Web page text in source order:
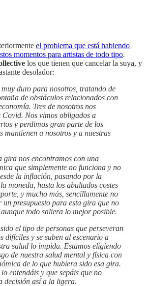
el problema que está habiendo
momentos para artistas de todo tipo.
los que tienen que cancelar la suya, y
desolador:
duro para nosotros, tratando de
de obstáculos relacionados con
Tres de nosotros nos
Covid. Nos vimos obligados a
y perdimos gran parte de los
mantienen a nosotros y a nuestras
gira nos encontramos con una
que simplemente no funciona y no
la inflación, pasando por la
moneda, hasta los abultados costes
y mucho más, sencillamente no
un presupuesto para esta gira que no
todo saliera lo mejor posible.
el tipo de personas que perseveran
difíciles y se suben al escenario a
salud lo impida. Estamos eligiendo
de nuestra salud mental y física con
de lo que hubiera sido esa gira.
entendáis y que sepáis que no
decisión así a la ligera.